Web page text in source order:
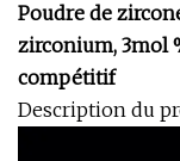
Poudre de
zirconium, 3mol
compétitif
Description du